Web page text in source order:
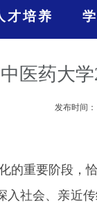
才培养
医药大
发布时间：
的重要阶段，
社会、亲近